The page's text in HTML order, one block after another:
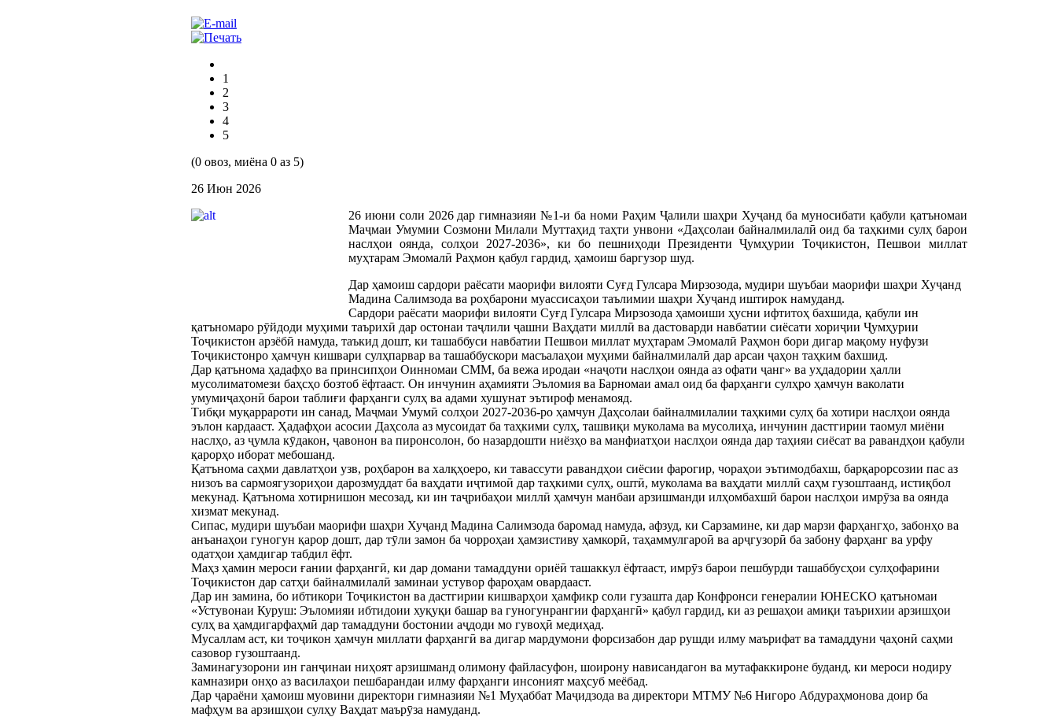
1
2
3
4
5
(0 овоз, миёна 0 аз 5)
26 Июн 2026
26 июни соли 2026 дар гимназияи №1-и ба номи Раҳим Ҷалили шаҳри Хуҷанд ба муносибати қабули қатъномаи
Маҷмаи Умумии Созмони Милали Муттаҳид таҳти унвони «Даҳсолаи байналмилалӣ оид ба таҳкими сулҳ барои
наслҳои оянда, солҳои 2027-2036», ки бо пешниҳоди Президенти Ҷумҳурии Тоҷикистон, Пешвои миллат
муҳтарам Эмомалӣ Раҳмон қабул гардид, ҳамоиш баргузор шуд.
Дар ҳамоиш сардори раёсати маорифи вилояти Суғд Гулсара Мирзозода, мудири шуъбаи маорифи шаҳри Хуҷанд
Мадина Салимзода ва роҳбарони муассисаҳои таълимии шаҳри Хуҷанд иштирок намуданд.
Сардори раёсати маорифи вилояти Суғд Гулсара Мирзозода ҳамоиши ҳусни ифтитоҳ бахшида, қабули ин
қатъномаро рӯйдоди муҳими таърихӣ дар остонаи таҷлили ҷашни Ваҳдати миллӣ ва дастоварди навбатии сиёсати хориҷии Ҷумҳурии
Тоҷикистон арзёбӣ намуда, таъкид дошт, ки ташаббуси навбатии Пешвои миллат муҳтарам Эмомалӣ Раҳмон бори дигар мақому нуфузи
Тоҷикистонро ҳамчун кишвари сулҳпарвар ва ташаббускори масъалаҳои муҳими байналмилалӣ дар арсаи ҷаҳон таҳким бахшид.
Дар қатънома ҳадафҳо ва принсипҳои Оинномаи СММ, ба вежа иродаи «наҷоти наслҳои оянда аз офати ҷанг» ва уҳдадории ҳалли
мусолиматомези баҳсҳо бозтоб ёфтааст. Он инчунин аҳамияти Эъломия ва Барномаи амал оид ба фарҳанги сулҳро ҳамчун ваколати
умумиҷаҳонӣ барои таблиғи фарҳанги сулҳ ва адами хушунат эътироф менамояд.
Тибқи муқаррароти ин санад, Маҷмаи Умумӣ солҳои 2027-2036-ро ҳамчун Даҳсолаи байналмилалии таҳкими сулҳ ба хотири наслҳои оянда
эълон кардааст. Ҳадафҳои асосии Даҳсола аз мусоидат ба таҳкими сулҳ, ташвиқи муколама ва мусолиҳа, инчунин дастгирии таомул миёни
наслҳо, аз ҷумла кӯдакон, ҷавонон ва пиронсолон, бо назардошти ниёзҳо ва манфиатҳои наслҳои оянда дар таҳияи сиёсат ва равандҳои қабули
қарорҳо иборат мебошанд.
Қатънома саҳми давлатҳои узв, роҳбарон ва халқҳоеро, ки тавассути равандҳои сиёсии фарогир, чораҳои эътимодбахш, барқарорсозии пас аз
низоъ ва сармоягузориҳои дарозмуддат ба ваҳдати иҷтимоӣ дар таҳкими сулҳ, оштӣ, муколама ва ваҳдати миллӣ саҳм гузоштаанд, истиқбол
мекунад. Қатънома хотирнишон месозад, ки ин таҷрибаҳои миллӣ ҳамчун манбаи арзишманди илҳомбахшӣ барои наслҳои имрӯза ва оянда
хизмат мекунад.
Сипас, мудири шуъбаи маорифи шаҳри Хуҷанд Мадина Салимзода баромад намуда, афзуд, ки Сарзамине, ки дар марзи фарҳангҳо, забонҳо ва
анъанаҳои гуногун қарор дошт, дар тӯли замон ба чорроҳаи ҳамзистиву ҳамкорӣ, таҳаммулгароӣ ва арҷгузорӣ ба забону фарҳанг ва урфу
одатҳои ҳамдигар табдил ёфт.
Маҳз ҳамин мероси ғании фарҳангӣ, ки дар домани тамаддуни ориёӣ ташаккул ёфтааст, имрӯз барои пешбурди ташаббусҳои сулҳофарини
Тоҷикистон дар сатҳи байналмилалӣ заминаи устувор фароҳам овардааст.
Дар ин замина, бо ибтикори Тоҷикистон ва дастгирии кишварҳои ҳамфикр соли гузашта дар Конфронси генералии ЮНЕСКО қатъномаи
«Устувонаи Куруш: Эъломияи ибтидоии хуқуқи башар ва гуногунрангии фарҳангӣ» қабул гардид, ки аз решаҳои амиқи таърихии арзишҳои
сулҳ ва ҳамдигарфаҳмӣ дар тамаддуни бостонии аҷдоди мо гувоҳӣ медиҳад.
Мусаллам аст, ки тоҷикон ҳамчун миллати фарҳангӣ ва дигар мардумони форсизабон дар рушди илму маърифат ва тамаддуни ҷаҳонӣ саҳми
сазовор гузоштаанд.
Заминагузорони ин ганҷинаи ниҳоят арзишманд олимону файласуфон, шоирону нависандагон ва мутафаккироне буданд, ки мероси нодиру
камназири онҳо аз василаҳои пешбарандаи илму фарҳанги инсоният маҳсуб меёбад.
Дар ҷараёни ҳамоиш муовини директори гимназияи №1 Муҳаббат Маҷидзода ва директори МТМУ №6 Нигоро Абдураҳмонова доир ба
мафҳум ва арзишҳои сулҳу Ваҳдат маърӯза намуданд.